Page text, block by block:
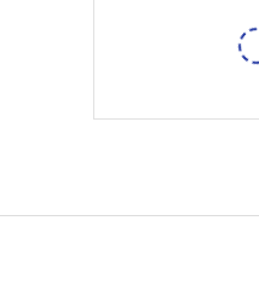
5,62
7,67